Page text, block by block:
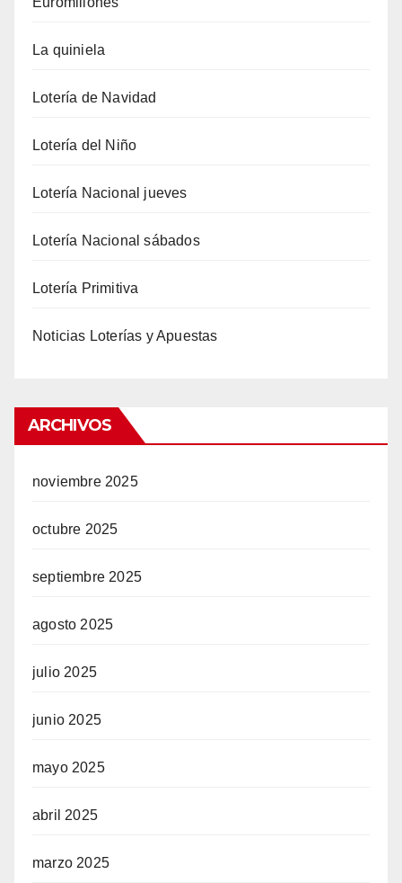
La quiniela
Lotería de Navidad
Lotería del Niño
Lotería Nacional jueves
Lotería Nacional sábados
Lotería Primitiva
Noticias Loterías y Apuestas
ARCHIVOS
noviembre 2025
octubre 2025
septiembre 2025
agosto 2025
julio 2025
junio 2025
mayo 2025
abril 2025
marzo 2025